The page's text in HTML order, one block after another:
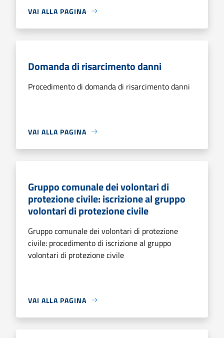
VAI ALLA PAGINA
Domanda di risarcimento danni
Procedimento di domanda di risarcimento danni
VAI ALLA PAGINA
Gruppo comunale dei volontari di
protezione civile: iscrizione al gruppo
volontari di protezione civile
Gruppo comunale dei volontari di protezione
civile: procedimento di iscrizione al gruppo
volontari di protezione civile
VAI ALLA PAGINA